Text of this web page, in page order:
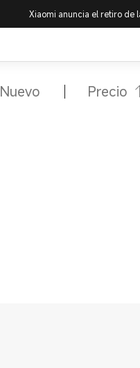
Xiaomi anuncia el retiro de
Nuevo Precio